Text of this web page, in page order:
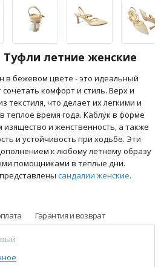
Туфли летние женские
в бежевом цвете - это идеальный
комфорт и стиль. Верх и
текстиля, что делает их легкими и
теплое время года. Каблук в форме
и женственность, а также
и устойчивость при ходьбе. Эти
к любому летнему образу
помощниками в теплые дни.
сандалии женские.
Гарантия и возврат